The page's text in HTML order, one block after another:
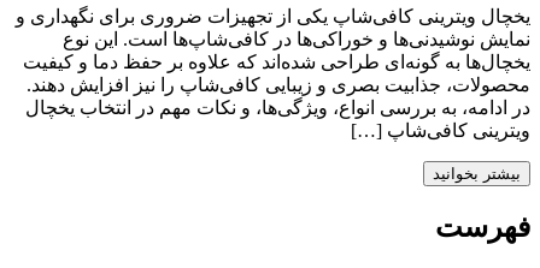
یخچال ویترینی کافی‌شاپ یکی از تجهیزات ضروری برای نگهداری و
نمایش نوشیدنی‌ها و خوراکی‌ها در کافی‌شاپ‌ها است. این نوع
یخچال‌ها به گونه‌ای طراحی شده‌اند که علاوه بر حفظ دما و کیفیت
محصولات، جذابیت بصری و زیبایی کافی‌شاپ را نیز افزایش دهند.
در ادامه، به بررسی انواع، ویژگی‌ها، و نکات مهم در انتخاب یخچال
ویترینی کافی‌شاپ […]
بیشتر بخوانید
فهرست